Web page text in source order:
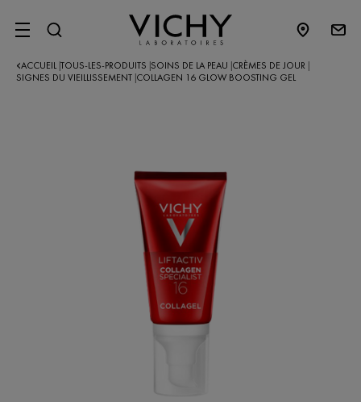
SITE MENU
ACCUEIL TOUS-LES-PRODUITS SOINS DE LA PEAU CRÈMES DE JOUR
SIGNES DU VIEILLISSEMENT COLLAGEN 16 GLOW BOOSTING GEL